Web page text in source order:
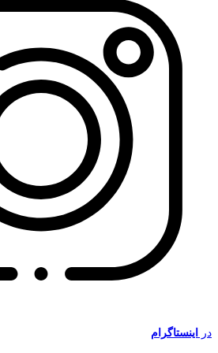
در اینستاگرام